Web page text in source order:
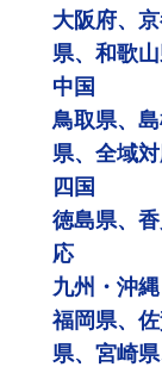
大阪府、
県、和歌
中国
鳥取県、
県、全域
四国
徳島県、
応
九州・沖縄
福岡県、
県、宮崎